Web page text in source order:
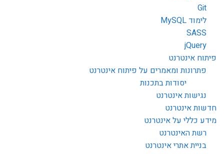
Git
לימוד MySQL
SASS
jQuery
פיתוח אינטרנט
פתרונות ומאמרים על פיתוח אינטרנט
יסודות בתכנות
נגישות אינטרנט
חדשות אינטרנט
מידע כללי על אינטרנט
רשת האינטרנט
בניית אתרי אינטרנט